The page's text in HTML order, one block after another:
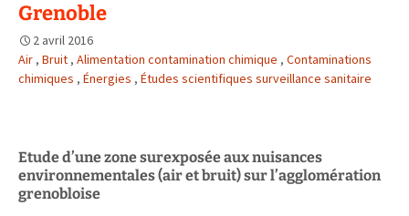
Grenoble
2 avril 2016
Air , Bruit , Alimentation contamination chimique , Contaminations
chimiques , Énergies , Études scientifiques surveillance sanitaire
Etude d’une zone surexposée aux nuisances
environnementales (air et bruit) sur l’agglomération
grenobloise